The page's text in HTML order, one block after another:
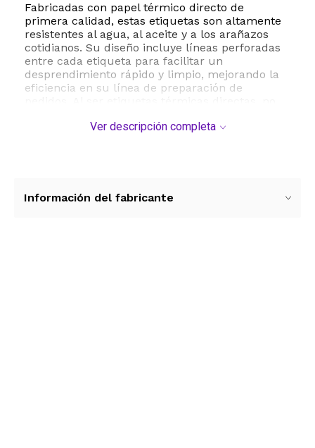
Fabricadas con papel térmico directo de
primera calidad, estas etiquetas son altamente
resistentes al agua, al aceite y a los arañazos
cotidianos. Su diseño incluye líneas perforadas
entre cada etiqueta para facilitar un
desprendimiento rápido y limpio, mejorando la
eficiencia en su línea de preparación de
lo que representa un ahorro significativo en
mercado, incluyendo modelos de marcas
Ver descripción completa
Información del fabricante